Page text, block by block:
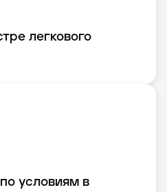
легкового
условиям в